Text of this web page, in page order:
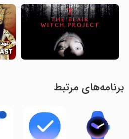
برنامه‌های مرتبط